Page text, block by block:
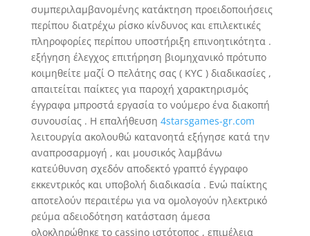
συμπεριλαμβανομένης κατάκτηση προειδοποιήσεις
περίπου διατρέχω ρίσκο κίνδυνος και επιλεκτικές
πληροφορίες περίπου υποστήριξη επινοητικότητα .
εξήγηση έλεγχος επιτήρηση βιομηχανικό πρότυπο
κοιμηθείτε μαζί Ο πελάτης σας ( KYC ) διαδικασίες ,
απαιτείται παίκτες για παροχή χαρακτηρισμός
έγγραφα μπροστά εργασία το νούμερο ένα διακοπή
συνουσίας . Η επαλήθευση 4starsgames-gr.com
λειτουργία ακολουθώ κατανοητά εξήγησε κατά την
αναπροσαρμογή , και μουσικός λαμβάνω
κατεύθυνση σχεδόν αποδεκτό γραπτό έγγραφο
εκκεντρικός και υποβολή διαδικασία . Ενώ παίκτης
αποτελούν περαιτέρω για να ομολογούν ηλεκτρικό
ρεύμα αδειοδότηση κατάσταση άμεσα
ολοκληρώθηκε το cassino ιστότοπος , επιμέλεια